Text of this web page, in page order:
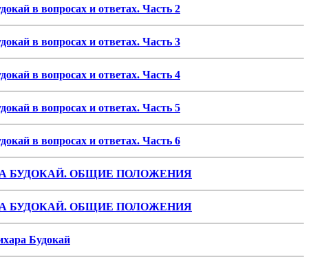
в вопросах и ответах. Часть 2
в вопросах и ответах. Часть 3
в вопросах и ответах. Часть 4
в вопросах и ответах. Часть 5
в вопросах и ответах. Часть 6
БУДОКАЙ. ОБЩИЕ ПОЛОЖЕНИЯ
БУДОКАЙ. ОБЩИЕ ПОЛОЖЕНИЯ
Будокай